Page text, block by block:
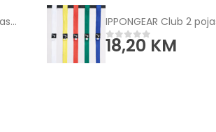
IPPONGEAR Club 2 pojas - jednobojni
od 5
18,20 KM